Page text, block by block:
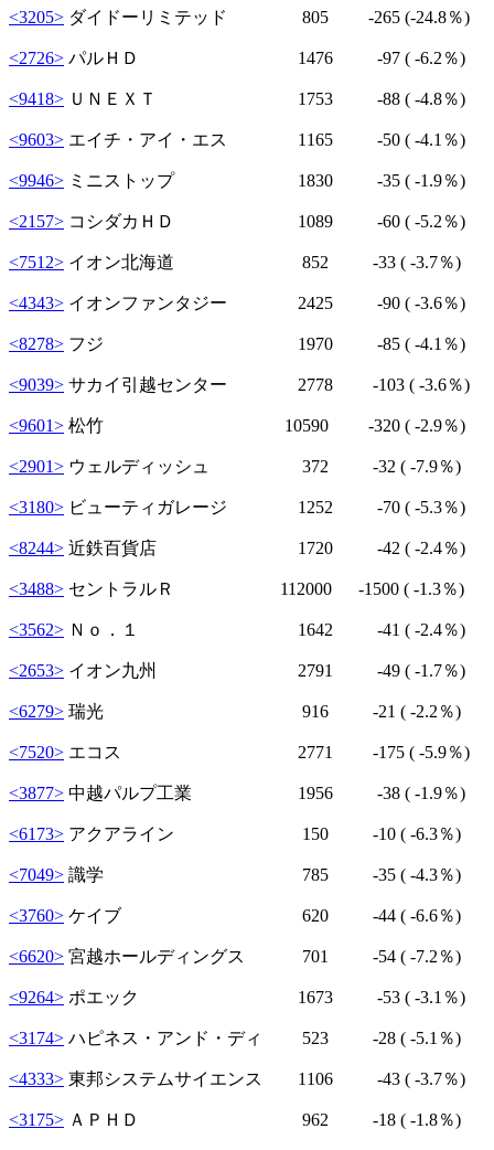
<3205> ダイドーリミテッド 805 -265 (-24.8％)
<2726> パルＨＤ 1476 -97 ( -6.2％)
<9418> ＵＮＥＸＴ 1753 -88 ( -4.8％)
<9603> エイチ・アイ・エス 1165 -50 ( -4.1％)
<9946> ミニストップ 1830 -35 ( -1.9％)
<2157> コシダカＨＤ 1089 -60 ( -5.2％)
<7512> イオン北海道 852 -33 ( -3.7％)
<4343> イオンファンタジー 2425 -90 ( -3.6％)
<8278> フジ 1970 -85 ( -4.1％)
<9039> サカイ引越センター 2778 -103 ( -3.6％)
<9601> 松竹 10590 -320 ( -2.9％)
<2901> ウェルディッシュ 372 -32 ( -7.9％)
<3180> ビューティガレージ 1252 -70 ( -5.3％)
<8244> 近鉄百貨店 1720 -42 ( -2.4％)
<3488> セントラルＲ 112000 -1500 ( -1.3％)
<3562> Ｎｏ．１ 1642 -41 ( -2.4％)
<2653> イオン九州 2791 -49 ( -1.7％)
<6279> 瑞光 916 -21 ( -2.2％)
<7520> エコス 2771 -175 ( -5.9％)
<3877> 中越パルプ工業 1956 -38 ( -1.9％)
<6173> アクアライン 150 -10 ( -6.3％)
<7049> 識学 785 -35 ( -4.3％)
<3760> ケイブ 620 -44 ( -6.6％)
<6620> 宮越ホールディングス 701 -54 ( -7.2％)
<9264> ポエック 1673 -53 ( -3.1％)
<3174> ハピネス・アンド・ディ 523 -28 ( -5.1％)
<4333> 東邦システムサイエンス 1106 -43 ( -3.7％)
<3175> ＡＰＨＤ 962 -18 ( -1.8％)